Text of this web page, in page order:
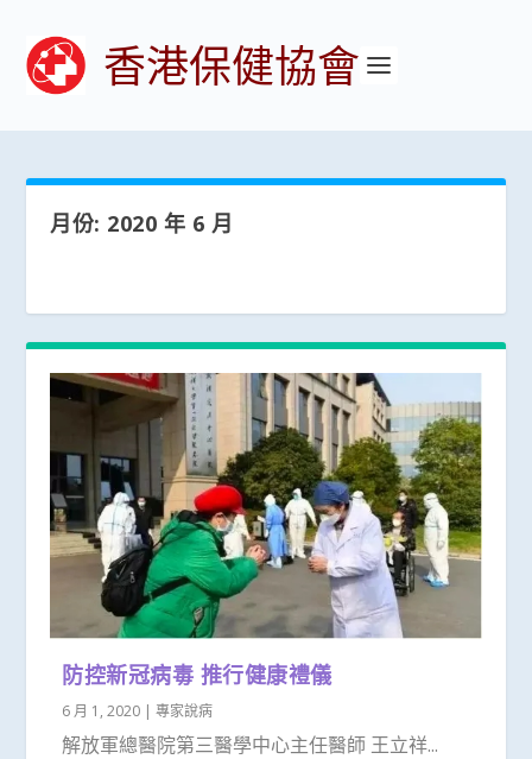
香港保健協會
月份: 2020 年 6 月
防控新冠病毒 推行健康禮儀
6 月 1, 2020 |專家說病
解放軍總醫院第三醫學中心主任醫師 王立祥...